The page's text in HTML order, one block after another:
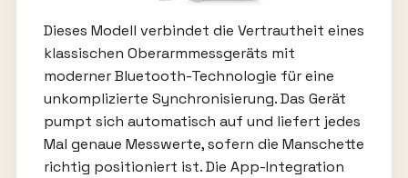
Dieses Modell verbindet die Vertrautheit eines
klassischen Oberarmmessgeräts mit
moderner Bluetooth-Technologie für eine
unkomplizierte Synchronisierung. Das Gerät
pumpt sich automatisch auf und liefert jedes
Mal genaue Messwerte, sofern die Manschette
richtig positioniert ist. Die App-Integration